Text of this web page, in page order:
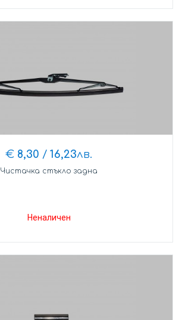
€ 8,30 / 16,23лв.
Чистачка стъкло задна
Неналичен